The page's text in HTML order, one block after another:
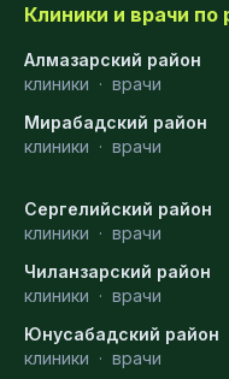
Клиники и врачи
Алмазарский район
клиники · врачи
Мирабадский район
клиники · врачи
Сергелийский район
клиники · врачи
Чиланзарский район
клиники · врачи
Юнусабадский район
клиники · врачи